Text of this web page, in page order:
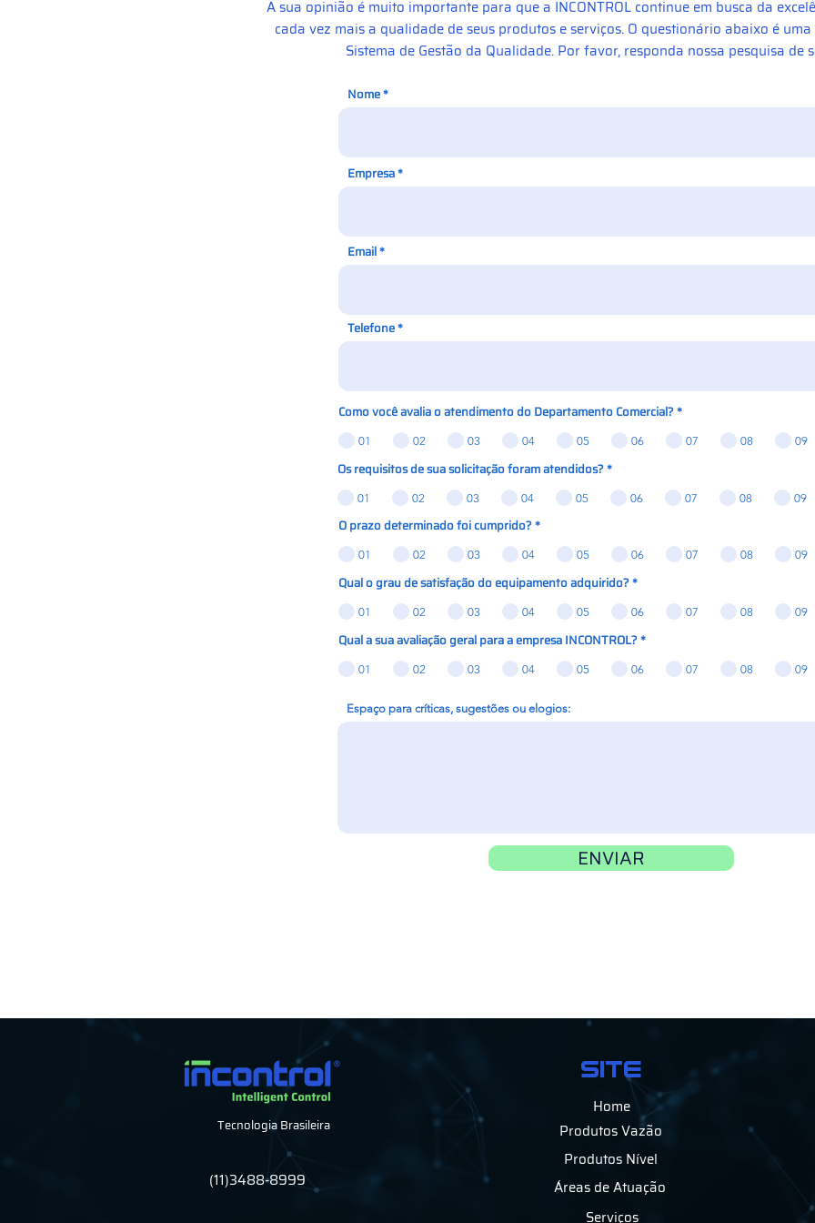
A sua opinião é muito importante para que a INCONTROL continue em busca da
cada vez mais a qualidade de seus produtos e serviços. O questionário abaixo é
Sistema de Gestão da Qualidade. Por favor, responda nossa pesquisa de
Nome
Empresa
Email
Telefone
Como você avalia o atendimento do Departamento Comercial?*
01 02 03 04 05 06 07 08 09
Os requisitos de sua solicitação foram atendidos?*
01 02 03 04 05 06 07 08 09
O prazo determinado foi cumprido?*
01 02 03 04 05 06 07 08 09
Qual o grau de satisfação do equipamento adquirido?*
01 02 03 04 05 06 07 08 09
Qual a sua avaliação geral para a empresa INCONTROL?*
01 02 03 04 05 06 07 08 09
Espaço para críticas, sugestões ou elogios:
ENVIAR
Tecnologia Brasileira
(11)3488-8999
SITE
Home
Produtos Vazão
Produtos Nível
Áreas de Atuação
Serviços